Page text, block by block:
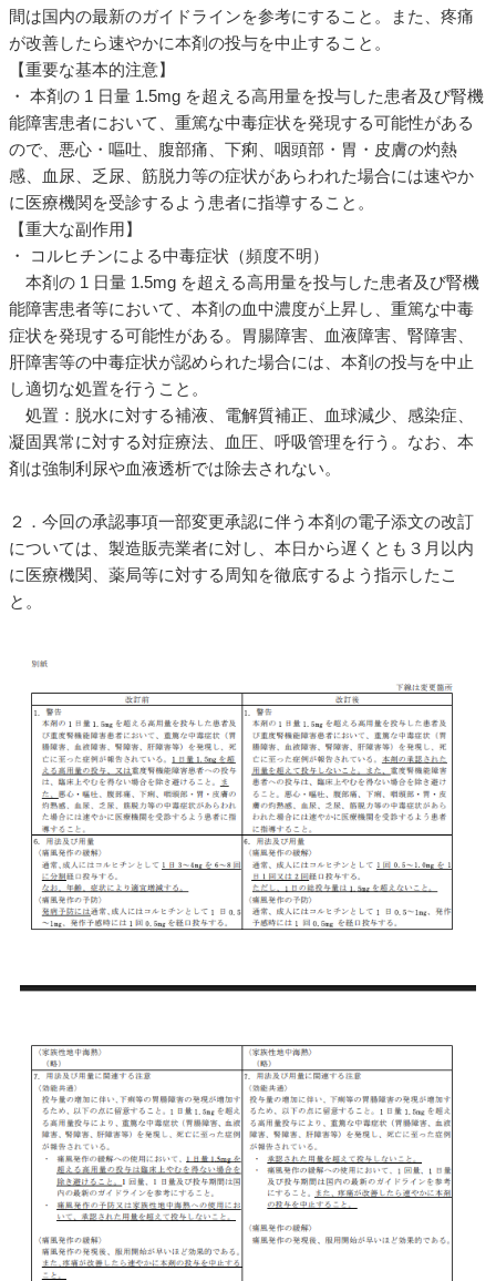
間は国内の最新のガイドラインを参考にすること。また、疼痛
が改善したら速やかに本剤の投与を中止すること。
【重要な基本的注意】
・ 本剤の 1 日量 1.5mg を超える高用量を投与した患者及び腎機
能障害患者において、重篤な中毒症状を発現する可能性がある
ので、悪心・嘔吐、腹部痛、下痢、咽頭部・胃・皮膚の灼熱
感、血尿、乏尿、筋脱力等の症状があらわれた場合には速やか
に医療機関を受診するよう患者に指導すること。
【重大な副作用】
・ コルヒチンによる中毒症状（頻度不明）
本剤の 1 日量 1.5mg を超える高用量を投与した患者及び腎機
能障害患者等において、本剤の血中濃度が上昇し、重篤な中毒
症状を発現する可能性がある。胃腸障害、血液障害、腎障害、
肝障害等の中毒症状が認められた場合には、本剤の投与を中止
し適切な処置を行うこと。
処置：脱水に対する補液、電解質補正、血球減少、感染症、
凝固異常に対する対症療法、血圧、呼吸管理を行う。なお、本
剤は強制利尿や血液透析では除去されない。
２．今回の承認事項一部変更承認に伴う本剤の電子添文の改訂
については、製造販売業者に対し、本日から遅くとも３月以内
に医療機関、薬局等に対する周知を徹底するよう指示したこ
と。